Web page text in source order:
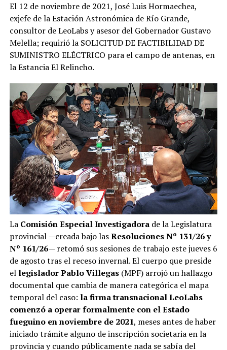
El 12 de noviembre de 2021, José Luis Hormaechea,
exjefe de la Estación Astronómica de Río Grande,
consultor de LeoLabs y asesor del Gobernador Gustavo
Melella; requirió la SOLICITUD DE FACTIBILIDAD DE
SUMINISTRO ELÉCTRICO para el campo de antenas, en
la Estancia El Relincho.
La Comisión Especial Investigadorade la Legislatura
provincial —creada bajo lasResoluciones Nº 131/26 y
Nº 161/26— retomó sus sesiones de trabajo este jueves 6
de agosto tras el receso invernal. El cuerpo que preside
el legislador Pablo Villegas(MPF) arrojó un hallazgo
documental que cambia de manera categórica el mapa
temporal del caso: la firma transnacional LeoLabs
comenzó a operar formalmente con el Estado
fueguino en noviembre de 2021, meses antes de haber
iniciado trámite alguno de inscripción societaria en la
provincia y cuando públicamente nada se sabía del